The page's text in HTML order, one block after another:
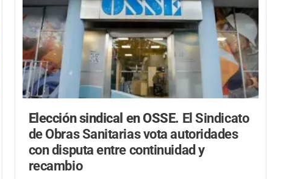
Elección sindical en OSSE. El Sindicato
de Obras Sanitarias vota autoridades
con disputa entre continuidad y
recambio